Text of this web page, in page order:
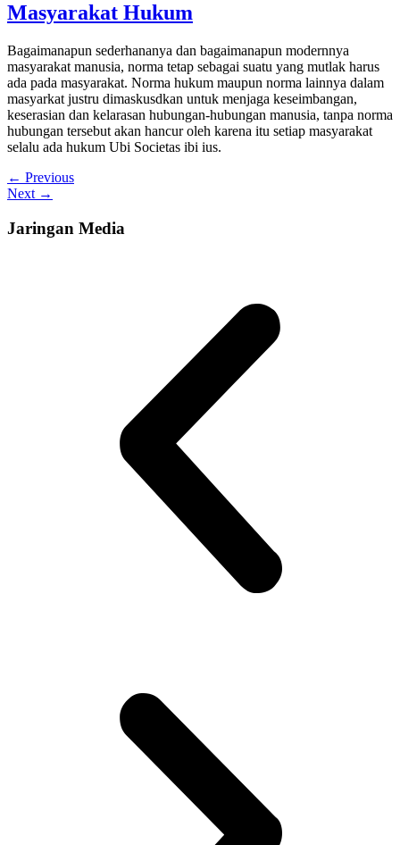
Masyarakat Hukum
Bagaimanapun sederhananya dan bagaimanapun modernnya
masyarakat manusia, norma tetap sebagai suatu yang mutlak harus
ada pada masyarakat. Norma hukum maupun norma lainnya dalam
masyarkat justru dimaskusdkan untuk menjaga keseimbangan,
keserasian dan kelarasan hubungan-hubungan manusia, tanpa norma
hubungan tersebut akan hancur oleh karena itu setiap masyarakat
selalu ada hukum Ubi Societas ibi ius.
← Previous
Next →
Jaringan Media